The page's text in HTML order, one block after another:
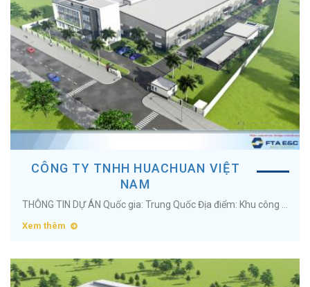
CÔNG TY TNHH HUACHUAN VIỆT
NAM
Xem thêm